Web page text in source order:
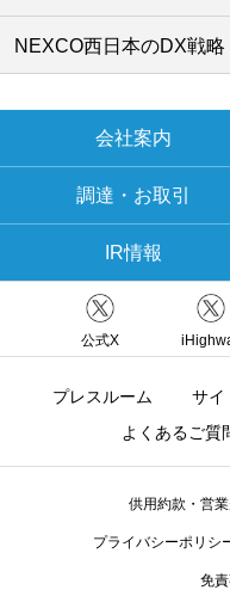
NEXCO西日本のDX戦略
会社案内
調達・お取引
IR情報
公式X
プレスルーム サイ
よくあるご質
供用約款・営
プライバシーポリシ
免